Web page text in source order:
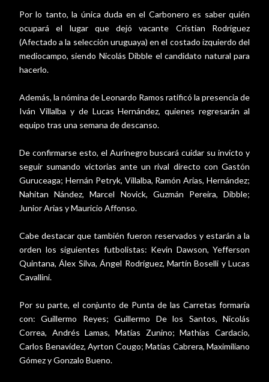
Por lo tanto, la única duda en el Carbonero es saber quién
ocupará el lugar que dejó vacante Cristian Rodríguez
(Afectado a la selección uruguaya) en el costado izquierdo del
mediocampo, siendo Nicolás Dibble el candidato natural para
hacerlo.
Además, la nómina de Leonardo Ramos ratificó la presencia de
Iván Villalba y de Lucas Hernández, quienes regresarán al
equipo tras una semana de descanso.
De confirmarse esto, el Aurinegro buscará cuidar su invicto y
seguir sumando victorias ante un rival directo con Gastón
Guruceaga; Hernán Petryk, Villalba, Ramón Arias, Hernández;
Nahitan Nández, Marcel Novick, Guzmán Pereira, Dibble;
Junior Arias y Mauricio Affonso.
Cabe destacar que también fueron reservados y estarán a la
orden los siguientes futbolistas: Kevin Dawson, Yefferson
Quintana, Álex Silva, Ángel Rodríguez, Martín Boselli y Lucas
Cavallini.
Por su parte, el conjunto de Punta de las Carretas formaría
con: Guillermo Reyes; Guillermo De los Santos, Nicolás
Correa, Andrés Lamas, Matías Zunino; Mathías Cardacio,
Carlos Benavídez, Ayrton Cougo; Matías Cabrera, Maximiliano
Gómez y Gonzalo Bueno.